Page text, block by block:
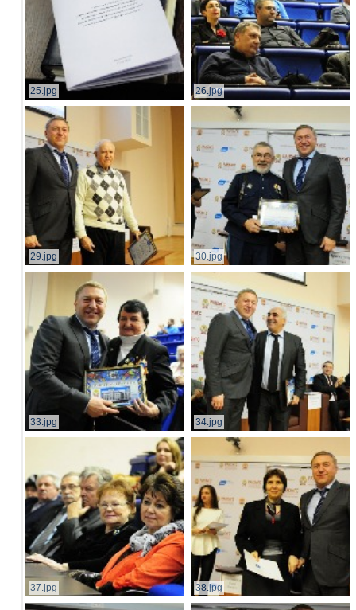
25.jpg 26.jpg
29.jpg 30.jpg
33.jpg 34.jpg
37.jpg 38.jpg